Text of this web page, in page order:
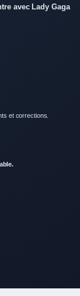
avec Lady Gaga
et corrections.